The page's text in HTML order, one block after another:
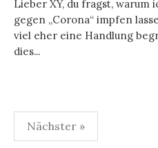
Lieber XY, du fragst, warum
gegen „Corona“ impfen
viel eher eine Handlung
dies...
Nächster »